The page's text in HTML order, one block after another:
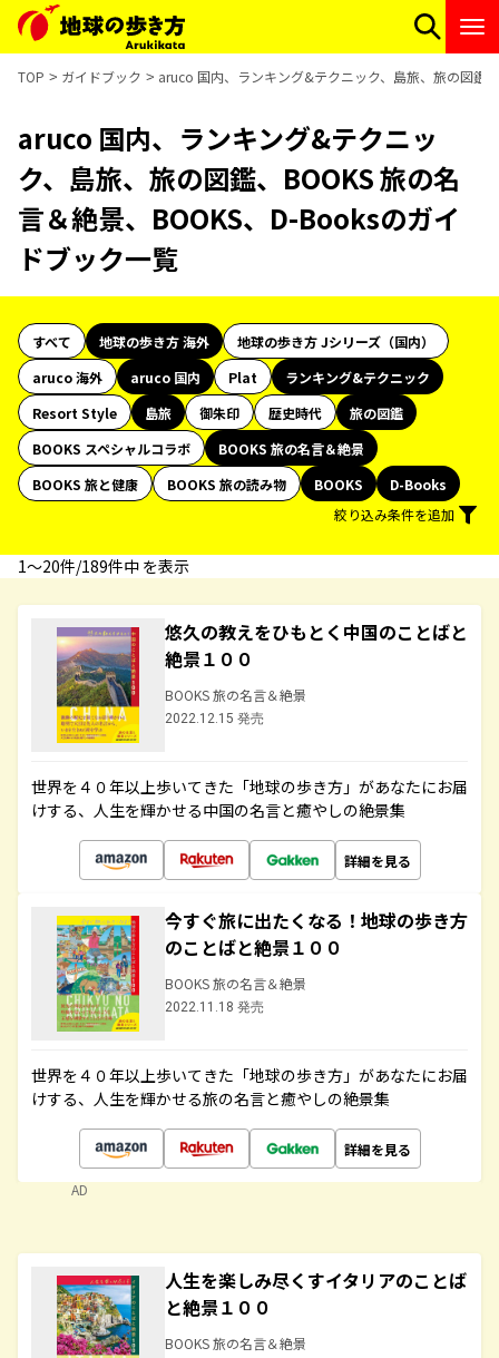
TOP ガイドブック aruco 国内、ランキング&テクニック、島旅、旅の図鑑
aruco 国内、ランキング&テクニッ
ク、島旅、旅の図鑑、BOOKS 旅の名
言＆絶景、BOOKS、D-Booksのガイ
ドブック一覧
すべて 地球の歩き方 海外
地球の歩き方 Jシリーズ（国内）
aruco 海外
aruco 国内 Plat
ランキング&テクニック
Resort Style
島旅 御朱印 歴史時代
旅の図鑑
BOOKS スペシャルコラボ
BOOKS 旅の名言＆絶景
BOOKS 旅と健康
BOOKS 旅の読み物 BOOKS
D-Books
絞り込み条件を追加
1〜20件/189件中 を表示
悠久の教えをひもとく中国のことばと
絶景１００
BOOKS 旅の名言＆絶景
2022.12.15 発売
世界を４０年以上歩いてきた「地球の歩き方」があなたにお届
けする、人生を輝かせる中国の名言と癒やしの絶景集
詳細を見る
今すぐ旅に出たくなる！地球の歩き方
のことばと絶景１００
BOOKS 旅の名言＆絶景
2022.11.18 発売
世界を４０年以上歩いてきた「地球の歩き方」があなたにお届
けする、人生を輝かせる旅の名言と癒やしの絶景集
詳細を見る
AD
人生を楽しみ尽くすイタリアのことば
と絶景１００
BOOKS 旅の名言＆絶景